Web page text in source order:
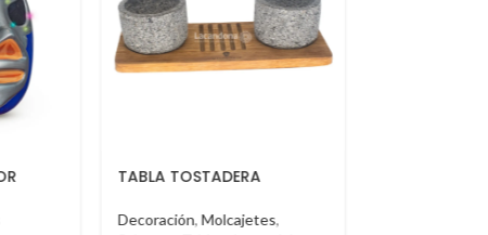
BOOTH VT
Booth